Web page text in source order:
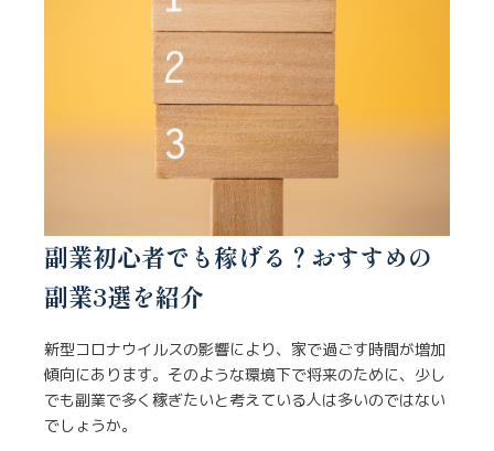
副業初心者でも稼げる？おすすめの
副業3選を紹介
新型コロナウイルスの影響により、家で過ごす時間が増加
傾向にあります。そのような環境下で将来のために、少し
でも副業で多く稼ぎたいと考えている人は多いのではない
でしょうか。